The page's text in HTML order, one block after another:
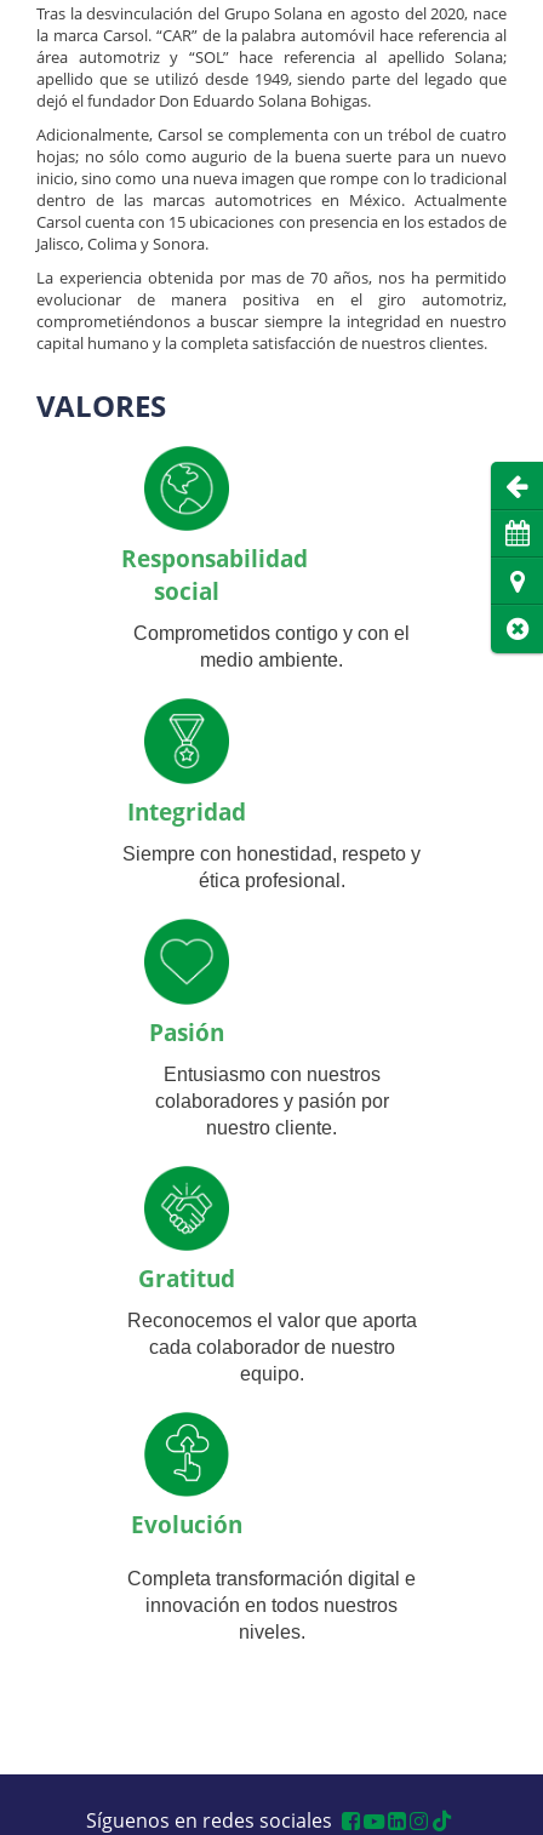
Tras la desvinculación del Grupo Solana en agosto del 2020, nace
la marca Carsol. “CAR” de la palabra automóvil hace referencia al
área automotriz y “SOL” hace referencia al apellido Solana;
apellido que se utilizó desde 1949, siendo parte del legado que
dejó el fundador Don Eduardo Solana Bohigas.
Adicionalmente, Carsol se complementa con un trébol de cuatro
hojas; no sólo como augurio de la buena suerte para un nuevo
inicio, sino como una nueva imagen que rompe con lo tradicional
dentro de las marcas automotrices en México. Actualmente
Carsol cuenta con 15 ubicaciones con presencia en los estados de
Jalisco, Colima y Sonora.
La experiencia obtenida por mas de 70 años, nos ha permitido
evolucionar de manera positiva en el giro automotriz,
comprometiéndonos a buscar siempre la integridad en nuestro
capital humano y la completa satisfacción de nuestros clientes.
VALORES
Responsabilidad
social
Comprometidos contigo y con el
medio ambiente.
Integridad
Siempre con honestidad, respeto y
ética profesional.
Pasión
Entusiasmo con nuestros
colaboradores y pasión por
nuestro cliente.
Gratitud
Reconocemos el valor que aporta
cada colaborador de nuestro
equipo.
Evolución
Completa transformación digital e
innovación en todos nuestros
niveles.
Síguenos en redes sociales